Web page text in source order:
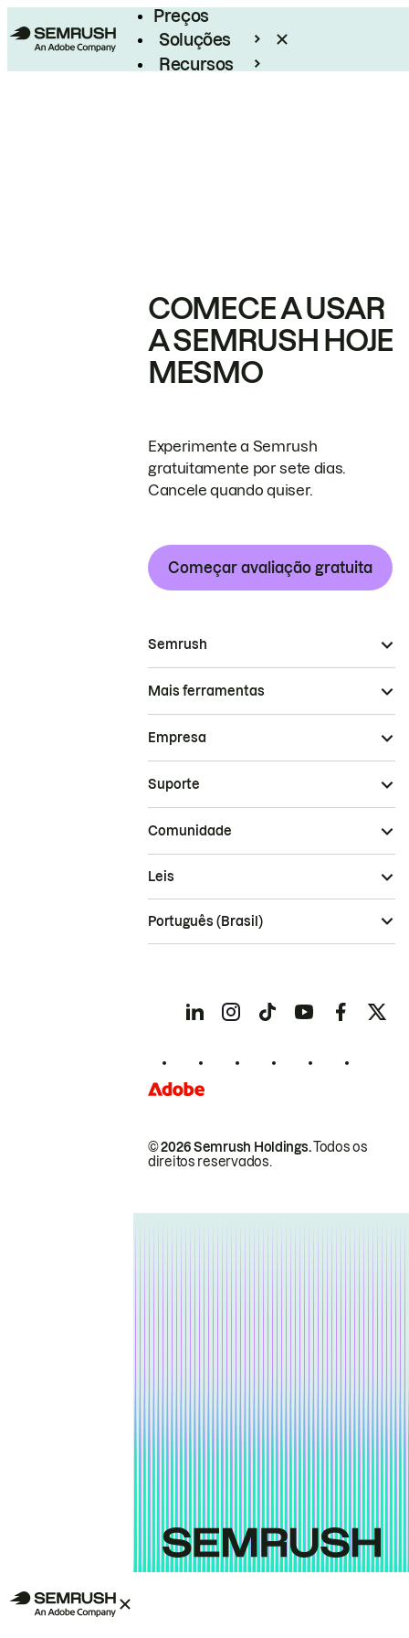
Preços
Soluções
Recursos
COMECE A USAR
A SEMRUSH HOJE
MESMO
Experimente a Semrush
gratuitamente por sete dias.
Cancele quando quiser.
Começar avaliação gratuita
Semrush
Mais ferramentas
Empresa
Suporte
Comunidade
© 2026 Semrush Holdings.Todos os
direitos reservados.
Leis
Português (Brasil)